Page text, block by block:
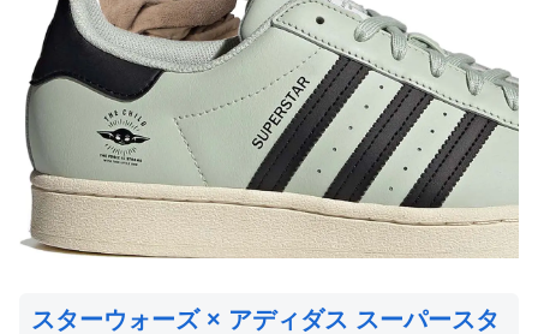
スターウォーズ × アディダス スーパースタ